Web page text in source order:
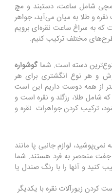
شامل ساعت، دستبند و مچ
و طلا به میان می‌آید، جواهر
به سراغ ساعت نقره‌ای برویم
مختلف ترکیب کنیم.
دسته است. شما گوشواره
و هر نوع انگشتری برای هر
از همه دوست داریم این است
شامل طلا، رزگلد و نقره است و
ترکیب کردن جواهرات نقره و
لوازم جانبی پا مانند
جفت منحصر به فرد هستند. شما
کنید و آنها را با رنگ صندل یا
کردن زیورآلات نقره با یکدیگر